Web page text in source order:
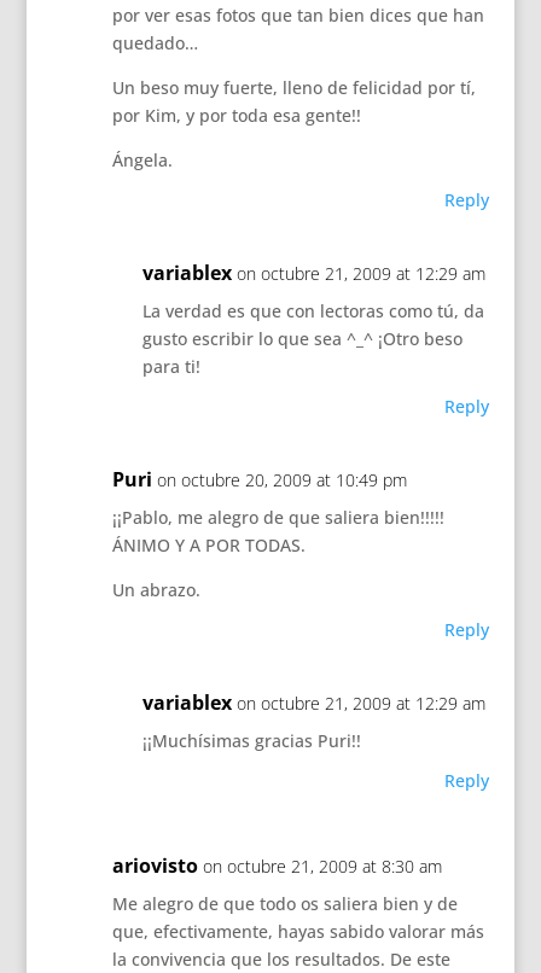
por ver esas fotos que tan bien dices que han
quedado…
Un beso muy fuerte, lleno de felicidad por tí,
por Kim, y por toda esa gente!!
Ángela.
Reply
variablex on octubre 21, 2009 at 12:29 am
La verdad es que con lectoras como tú, da
gusto escribir lo que sea ^_^ ¡Otro beso
para ti!
Reply
Puri on octubre 20, 2009 at 10:49 pm
¡¡Pablo, me alegro de que saliera bien!!!!!
ÁNIMO Y A POR TODAS.
Un abrazo.
Reply
variablex on octubre 21, 2009 at 12:29 am
¡¡Muchísimas gracias Puri!!
Reply
ariovisto on octubre 21, 2009 at 8:30 am
Me alegro de que todo os saliera bien y de
que, efectivamente, hayas sabido valorar más
la convivencia que los resultados. De este